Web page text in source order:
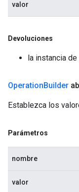
valor
Devoluciones
la instancia de
OperationBuilder
Establezca los
Parámetros
nombre
valor